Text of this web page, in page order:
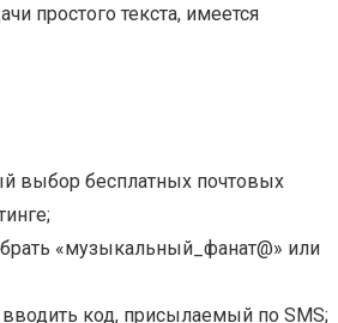
простого текста, имеется
выбор бесплатных почтовых
«музыкальный_фанат@» или
код, присылаемый по SMS;